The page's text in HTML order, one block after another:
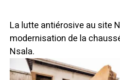
La lutte antiérosive au site
modernisation de la
Nsala.